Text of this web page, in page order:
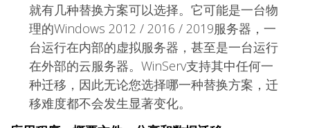
就有几种替换方案可以选择。它可能是一台物
理的Windows 2012 / 2016 / 2019服务器，一
台运行在内部的虚拟服务器，甚至是一台运行
在外部的云服务器。WinServ支持其中任何一
种迁移，因此无论您选择哪一种替换方案，迁
移难度都不会发生显著变化。